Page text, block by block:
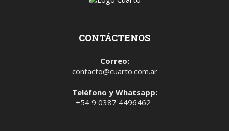
CONTÁCTENOS
Correo:
contacto@cuarto.com.ar
Teléfono y Whatsapp:
+54 9 0387 4496462